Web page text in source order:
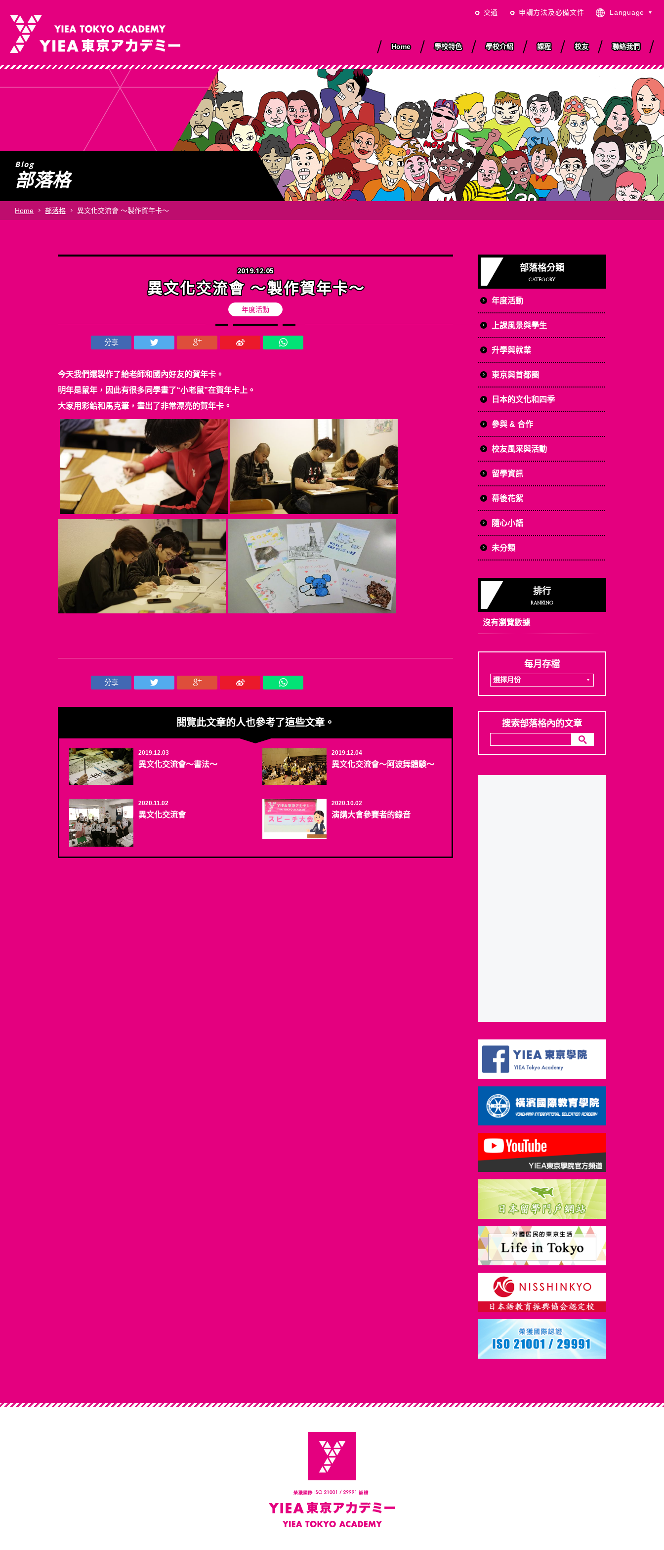
交通 申請方法及必備文件
Language
日本語
简体中文
Home 學校特色
學校特色
學校特色
理事長致詞 YIEA的教育 升學與就業 ISO & 品質管理
學校介紹
學校介紹
學校介紹
年度活動 行事曆 留學生活
東京及學校周邊環
境
關於住宿
課程
課程
綜合日本語＜留學
簽證＞
大學院進修班
綜合日本語＜留學
以外＞
就業輔導 動漫體驗
校友 聯絡我們
Blog
部落格
Home 部落格 異文化交流會 ～製作賀年卡～
2019.12.05
異文化交流會 ～製作賀年卡～
年度活動
分享
今天我們還製作了給老師和國內好友的賀年卡。
明年是鼠年，因此有很多同學畫了“小老鼠”在賀年卡上。
大家用彩鉛和馬克筆，畫出了非常漂亮的賀年卡。
分享
閱覽此文章的人也參考了這些文章。
2019.12.03
異文化交流會～書法～
2019.12.04
異文化交流會～阿波舞體験～
2020.11.02
異文化交流會
2020.10.02
演講大會參賽者的錄音
部落格分類
CATEGORY
年度活動
上課風景與學生
升學與就業
東京與首都圈
日本的文化和四季
參與 & 合作
校友風采與活動
留學資訊
幕後花絮
隨心小語
未分類
排行
RANKING
沒有瀏覽數據
每月存檔
搜索部落格內的文章